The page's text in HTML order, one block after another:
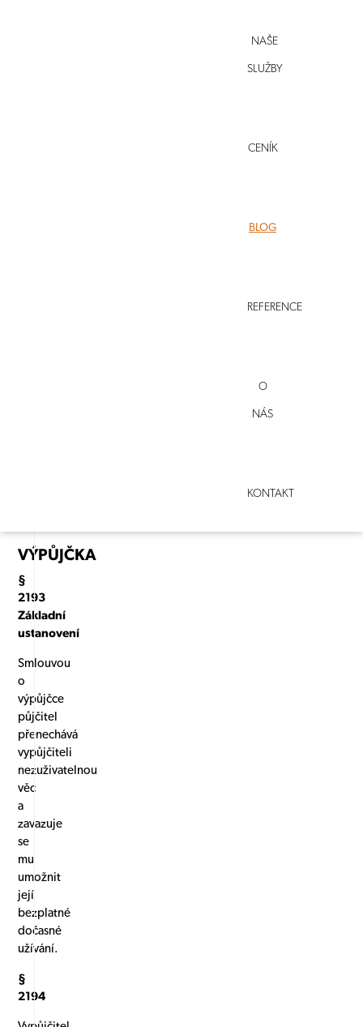
NAŠE
SLUŽBY
CENÍK
BLOG
REFERENCE
O
NÁS
KONTAKT
VÝPŮJČKA
§
2193
Základní
ustanovení
Smlouvou
o
výpůjčce
půjčitel
přenechává
vypůjčiteli
nezuživatelnou
věc
a
zavazuje
se
mu
umožnit
její
bezplatné
dočasné
užívání.
§
2194